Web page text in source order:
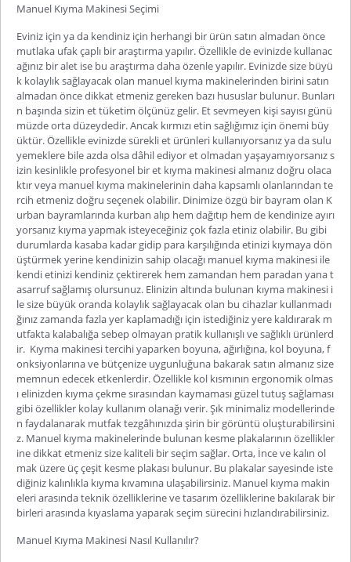
Manuel Kıyma Makinesi Seçimi
Eviniz için ya da kendiniz için herhangi bir ürün satın almadan önce
mutlaka ufak çaplı bir araştırma yapılır. Özellikle de evinizde kullanac
ağınız bir alet ise bu araştırma daha özenle yapılır. Evinizde size büyü
k kolaylık sağlayacak olan manuel kıyma makinelerinden birini satın
almadan önce dikkat etmeniz gereken bazı hususlar bulunur. Bunları
n başında sizin et tüketim ölçünüz gelir. Et sevmeyen kişi sayısı günü
müzde orta düzeydedir. Ancak kırmızı etin sağlığımız için önemi büy
üktür. Özellikle evinizde sürekli et ürünleri kullanıyorsanız ya da sulu
yemeklere bile azda olsa dâhil ediyor et olmadan yaşayamıyorsanız s
izin kesinlikle profesyonel bir et kıyma makinesi almanız doğru olaca
ktır veya manuel kıyma makinelerinin daha kapsamlı olanlarından te
rcih etmeniz doğru seçenek olabilir. Dinimize özgü bir bayram olan K
urban bayramlarında kurban alıp hem dağıtıp hem de kendinize ayırı
yorsanız kıyma yapmak isteyeceğiniz çok fazla etiniz olabilir. Bu gibi
durumlarda kasaba kadar gidip para karşılığında etinizi kıymaya dön
üştürmek yerine kendinizin sahip olacağı manuel kıyma makinesi ile
kendi etinizi kendiniz çektirerek hem zamandan hem paradan yana t
asarruf sağlamış olursunuz. Elinizin altında bulunan kıyma makinesi i
le size büyük oranda kolaylık sağlayacak olan bu cihazlar kullanmadı
ğınız zamanda fazla yer kaplamadığı için istediğiniz yere kaldırarak m
utfakta kalabalığa sebep olmayan pratik kullanışlı ve sağlıklı ürünlerd
ir. Kıyma makinesi tercihi yaparken boyuna, ağırlığına, kol boyuna, f
onksiyonlarına ve bütçenize uygunluğuna bakarak satın almanız size
memnun edecek etkenlerdir. Özellikle kol kısmının ergonomik olmas
ı elinizden kıyma çekme sırasından kaymaması güzel tutuş sağlaması
gibi özellikler kolay kullanım olanağı verir. Şık minimaliz modellerinde
n faydalanarak mutfak tezgâhınızda şirin bir görüntü oluşturabilirsini
z. Manuel kıyma makinelerinde bulunan kesme plakalarının özellikler
ine dikkat etmeniz size kaliteli bir seçim sağlar. Orta, İnce ve kalın ol
mak üzere üç çeşit kesme plakası bulunur. Bu plakalar sayesinde iste
diğiniz kalınlıkla kıyma kıvamına ulaşabilirsiniz. Manuel kıyma makin
eleri arasında teknik özelliklerine ve tasarım özelliklerine bakılarak bir
birleri arasında kıyaslama yaparak seçim sürecini hızlandırabilirsiniz.
Manuel Kıyma Makinesi Nasıl Kullanılır?